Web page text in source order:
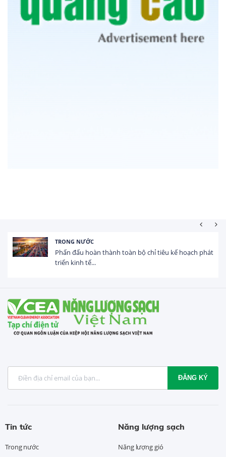
TRONG NƯỚC
Phấn đấu hoàn thành toàn bộ chỉ tiêu kế hoạch phát
triển kinh tế...
ĐĂNG KÝ
Tin tức
Trong nước
Năng lượng sạch
Năng lượng gió